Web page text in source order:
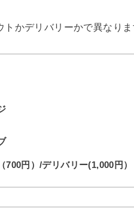
かデリバリーかで異なりま
円）/デリバリー(1,000円）